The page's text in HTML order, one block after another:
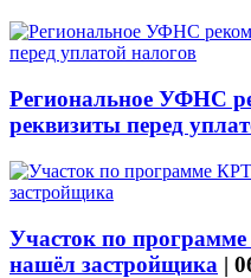
Региональное УФНС
реквизиты перед
Участок по
нашёл застройщика |